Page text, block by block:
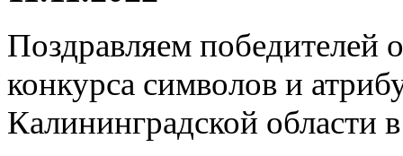
Поздравляем победителей
конкурса символов и
Калининградской области